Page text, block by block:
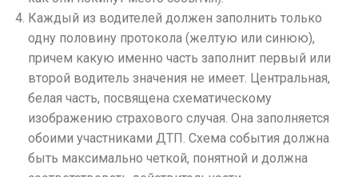
Каждый из водителей должен заполнить только
одну половину протокола (желтую или синюю),
причем какую именно часть заполнит первый или
второй водитель значения не имеет. Центральная,
белая часть, посвящена схематическому
изображению страхового случая. Она заполняется
обоими участниками ДТП. Схема события должна
быть максимально четкой, понятной и должна